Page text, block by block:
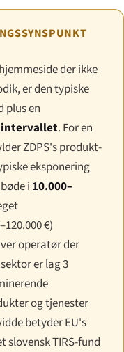
der ikke
er den typiske
plus en
intervallet. For en
ZDPS's produkt-
eksponering
i 10.000–
€)
operatør der
er lag 3
og tjenester
betyder EU's
slovensk TIRS-fund